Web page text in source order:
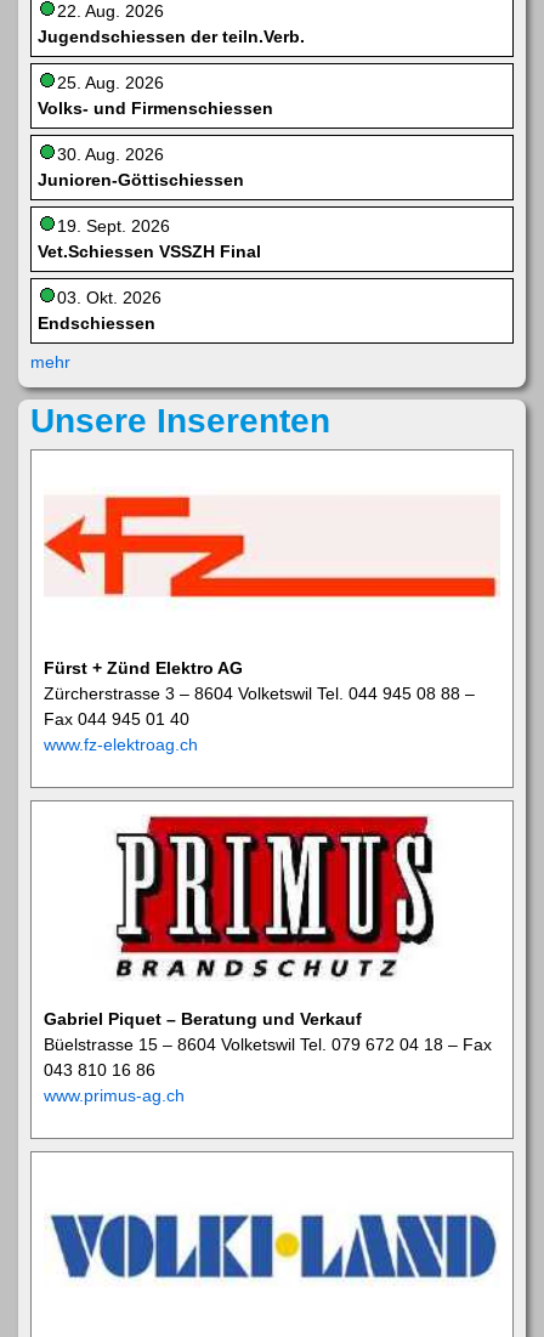
22. Aug. 2026
Jugendschiessen der teiln.Verb.
25. Aug. 2026
Volks- und Firmenschiessen
30. Aug. 2026
Junioren-Göttischiessen
19. Sept. 2026
Vet.Schiessen VSSZH Final
03. Okt. 2026
Endschiessen
mehr
Unsere Inserenten
Fürst + Zünd Elektro AG
Zürcherstrasse 3 – 8604 Volketswil Tel. 044 945 08 88 –
Fax 044 945 01 40
www.fz-elektroag.ch
Gabriel Piquet – Beratung und Verkauf
Büelstrasse 15 – 8604 Volketswil Tel. 079 672 04 18 – Fax
043 810 16 86
www.primus-ag.ch